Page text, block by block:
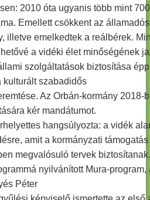
2010 óta ugyanis több mint
Emellett csökkent az
illetve emelkedtek a reálbérek.
a vidéki élet minőségének
szolgáltatások biztosítása
kulturált szabadidős
Az Orbán-kormány 2018-
kér mandátumot.
hangsúlyozta: a vidék
amit a kormányzati
megvalósuló tervek
nyilvánított Mura-program,
Péter